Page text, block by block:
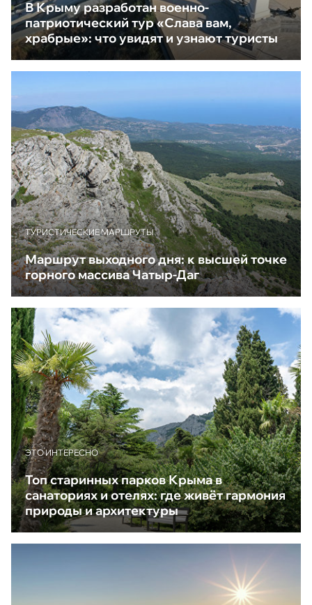
В Крыму разработан военно-
патриотический тур «Слава вам,
храбрые»: что увидят и узнают туристы
ТУРИСТИЧЕСКИЕ МАРШРУТЫ
Маршрут выходного дня: к высшей точке
горного массива Чатыр-Даг
ЭТО ИНТЕРЕСНО
Топ старинных парков Крыма в
санаториях и отелях: где живёт гармония
природы и архитектуры